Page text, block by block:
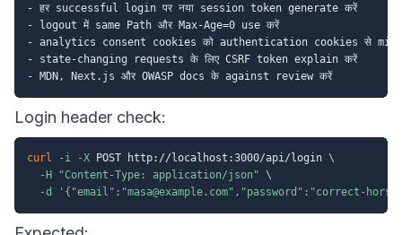
- हर successful login पर नया session token generate करें
- logout में same Path और Max-Age=0 use करें
- analytics consent cookies को authentication cookies से mix
- state-changing requests के लिए CSRF token explain करें
Login header check:
curl -i -X POST http://localhost:3000/api/login \
-H
"Content-Type: application/json" \
-d
'{"email":"masa@example.com","password":"correct-